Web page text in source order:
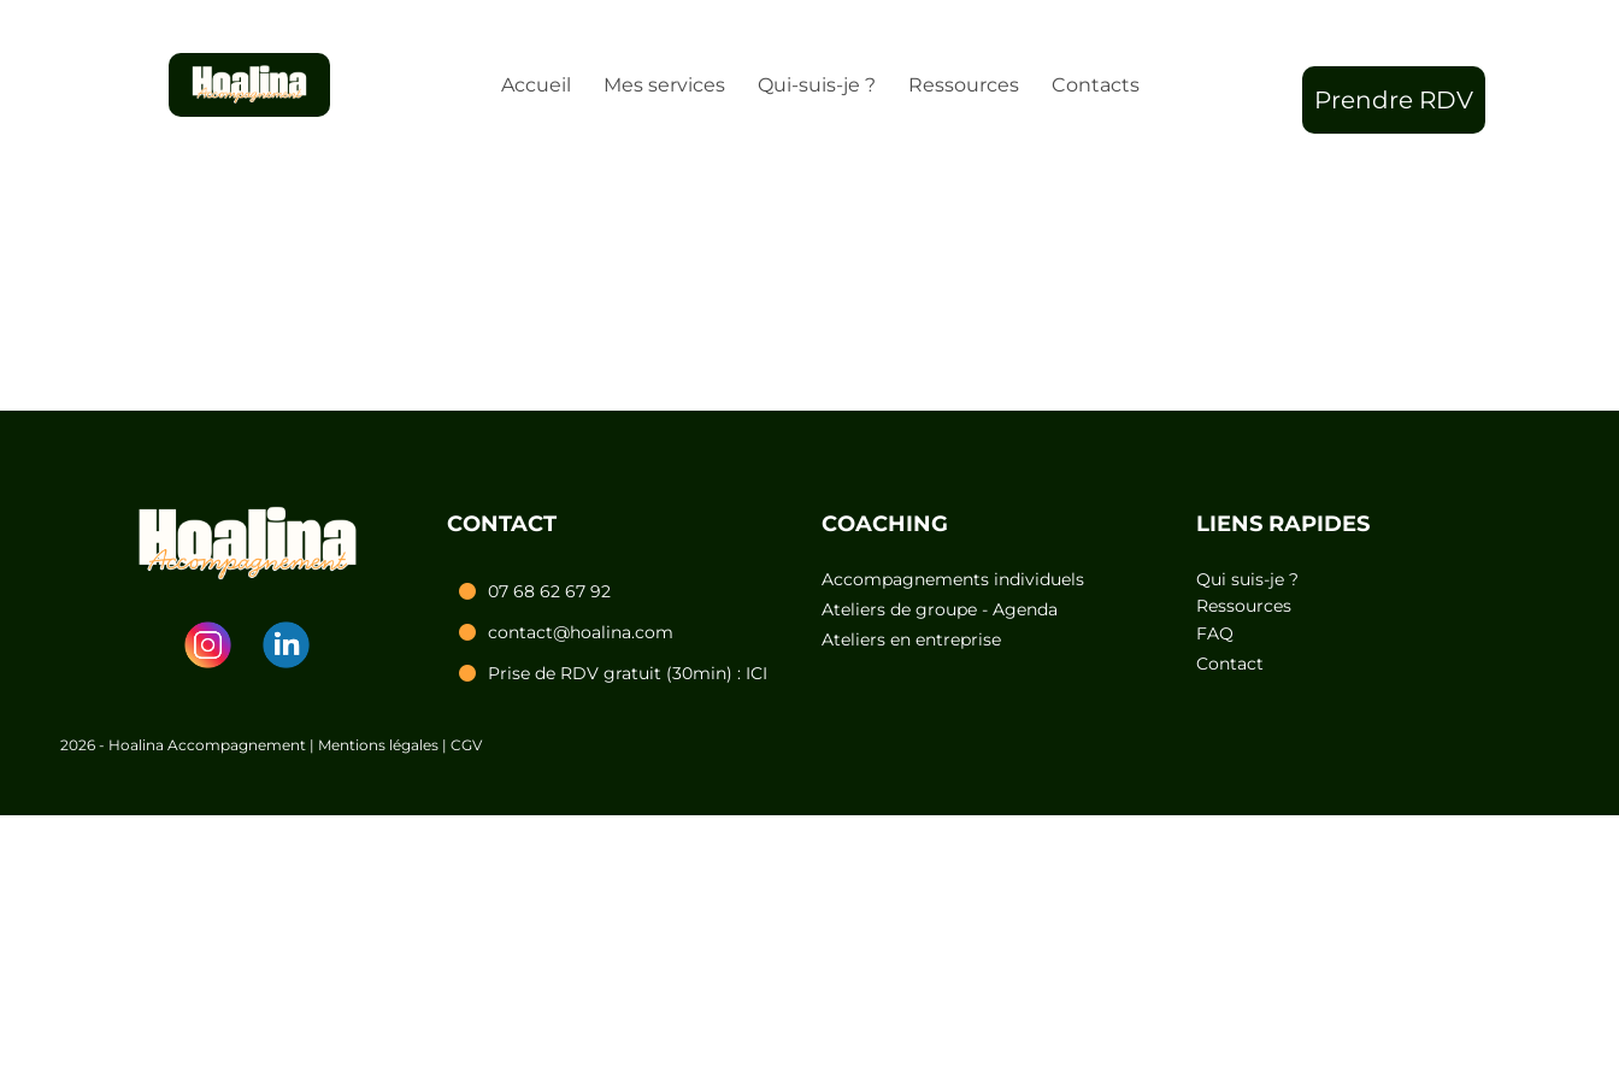
Accueil Mes services Qui-suis-je ? Ressources Contacts
Prendre RDV
CONTACT
07 68 62 67 92
contact@hoalina.com
Prise de RDV gratuit (30min) : ICI
COACHING
Accompagnements individuels
Ateliers de groupe - Agenda
Ateliers en entreprise
LIENS RAPIDES
Qui suis-je ?
Ressources
FAQ
Contact
2026 - Hoalina Accompagnement | Mentions légales | CGV